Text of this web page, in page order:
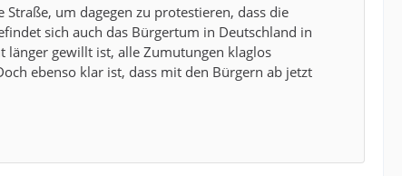
um dagegen zu protestieren, dass die
sich auch das Bürgertum in Deutschland in
länger gewillt ist, alle Zumutungen klaglos
ebenso klar ist, dass mit den Bürgern ab jetzt